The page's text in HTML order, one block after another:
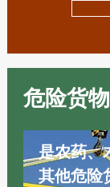
危险货物
是农药、
其他危险